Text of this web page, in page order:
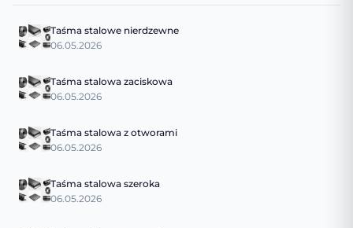
Taśma stalowe nierdzewne
06.05.2026
Taśma stalowa zaciskowa
06.05.2026
Taśma stalowa z otworami
06.05.2026
Taśma stalowa szeroka
06.05.2026